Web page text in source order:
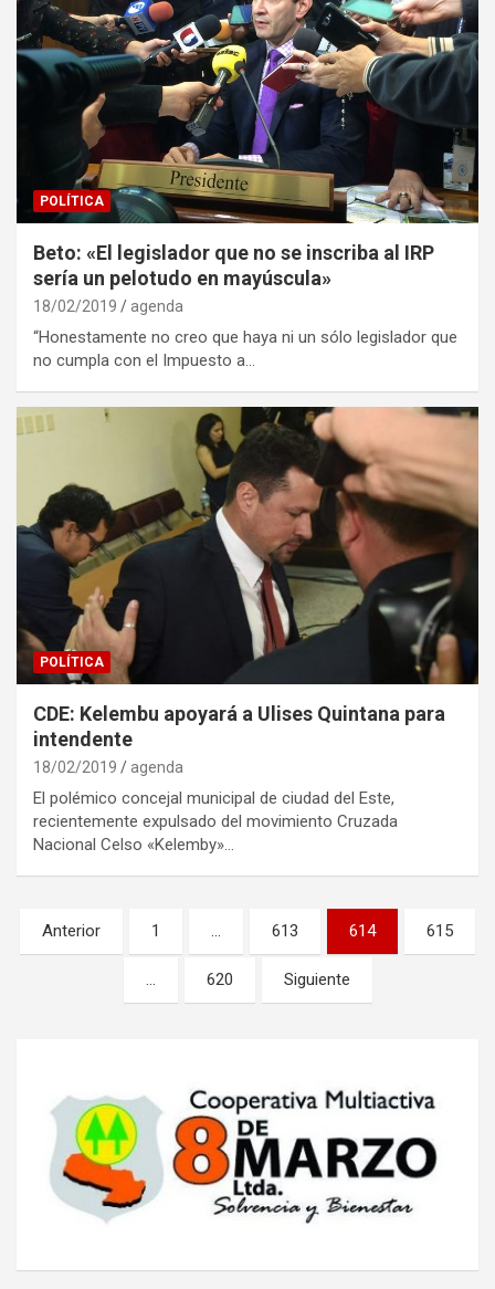
POLÍTICA
Beto: «El legislador que no se inscriba al IRP
sería un pelotudo en mayúscula»
18/02/2019 agenda
“Honestamente no creo que haya ni un sólo legislador que
no cumpla con el Impuesto a…
POLÍTICA
CDE: Kelembu apoyará a Ulises Quintana para
intendente
18/02/2019 agenda
El polémico concejal municipal de ciudad del Este,
recientemente expulsado del movimiento Cruzada
Nacional Celso «Kelemby»…
Navegación
de
entradas
Anterior 1 … 613 614 615
… 620 Siguiente